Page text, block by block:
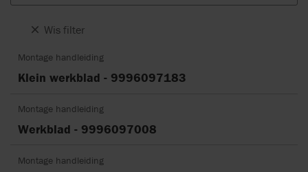
Wis filter
Montage handleiding
Klein werkblad - 9996097183
Montage handleiding
Werkblad - 9996097008
Montage handleiding